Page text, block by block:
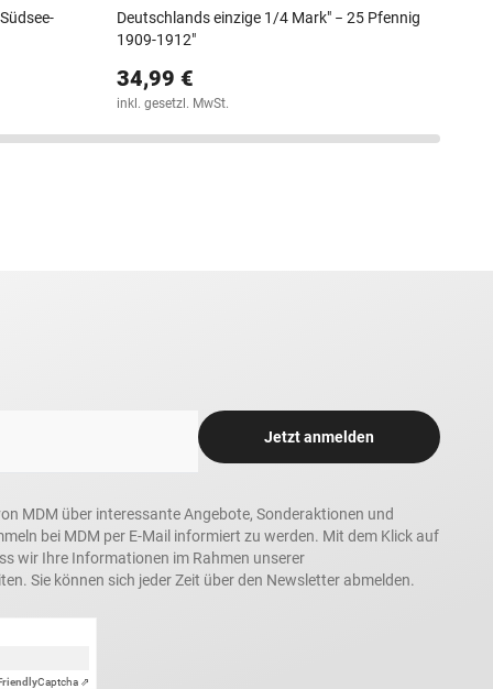
Deutschlands einzige 1/4 Mark" − 25 Pfennig
1909-1912"
34,99 €
inkl. gesetzl. MwSt.
Jetzt anmelden
MDM über interessante Angebote, Sonderaktionen und
bei MDM per E-Mail informiert zu werden. Mit dem Klick auf
wir Ihre Informationen im Rahmen unserer
Sie können sich jeder Zeit über den Newsletter abmelden.
Captcha ⇗